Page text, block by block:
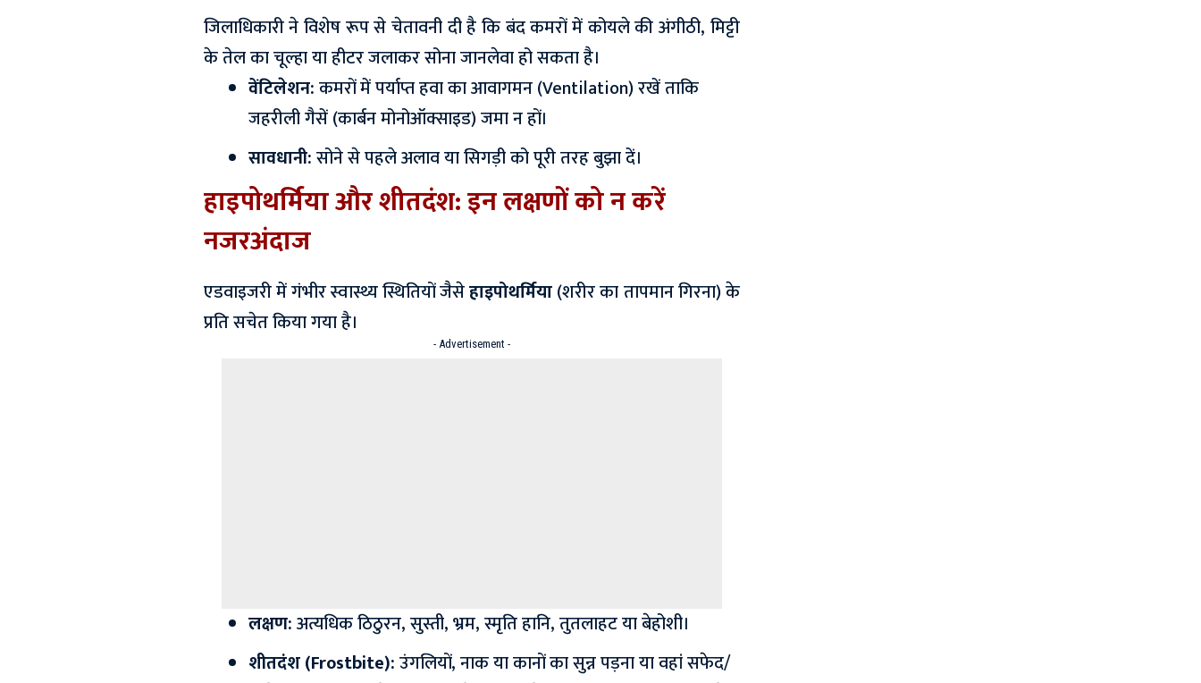
जिलाधिकारी ने विशेष रूप से चेतावनी दी है कि बंद कमरों में कोयले की अंगीठी, मिट्टी
के तेल का चूल्हा या हीटर जलाकर सोना जानलेवा हो सकता है।
वेंटिलेशन:कमरों में पर्याप्त हवा का आवागमन (Ventilation) रखें ताकि
जहरीली गैसें (कार्बन मोनोऑक्साइड) जमा न हों।
सावधानी:सोने से पहले अलाव या सिगड़ी को पूरी तरह बुझा दें।
हाइपोथर्मिया और शीतदंश: इन लक्षणों को न करें
नजरअंदाज
एडवाइजरी में गंभीर स्वास्थ्य स्थितियों जैसेहाइपोथर्मिया(शरीर का तापमान गिरना) के
प्रति सचेत किया गया है।
- Advertisement -
लक्षण:अत्यधिक ठिठुरन, सुस्ती, भ्रम, स्मृति हानि, तुतलाहट या बेहोशी।
शीतदंश (Frostbite):उंगलियों, नाक या कानों का सुन्न पड़ना या वहां सफेद/